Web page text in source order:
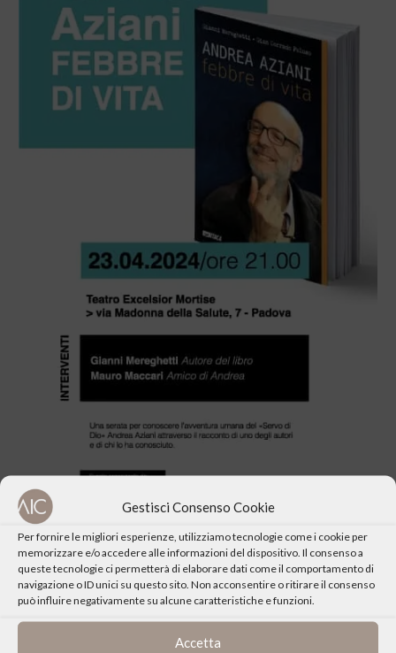
Gestisci Consenso Cookie
Per fornire le migliori esperienze, utilizziamo tecnologie come i cookie per
memorizzare e/o accedere alle informazioni del dispositivo. Il consenso a
queste tecnologie ci permetterà di elaborare dati come il comportamento di
navigazione o ID unici su questo sito. Non acconsentire o ritirare il consenso
può influire negativamente su alcune caratteristiche e funzioni.
Accetta
CONDIVIDI QUESTO EVENTO